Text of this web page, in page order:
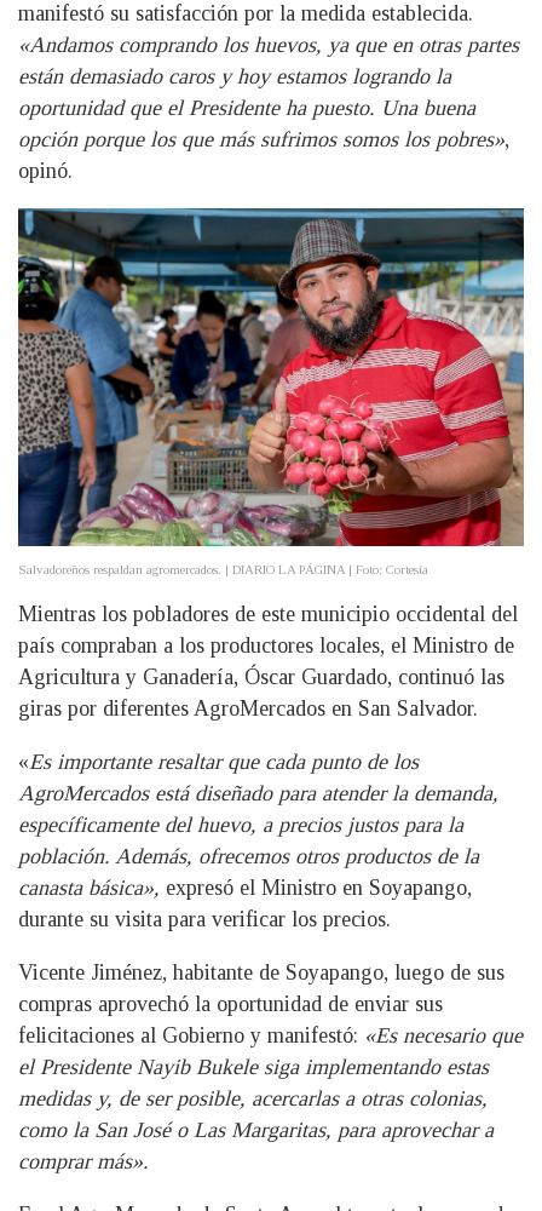
manifestó su satisfacción por la medida establecida.
«Andamos comprando los huevos, ya que en otras partes
están demasiado caros y hoy estamos logrando la
oportunidad que el Presidente ha puesto. Una buena
opción porque los que más sufrimos somos los pobres»,
opinó.
Salvadoreños respaldan agromercados. | DIARIO LA PÁGINA | Foto: Cortesía
Mientras los pobladores de este municipio occidental del
país compraban a los productores locales, el Ministro de
Agricultura y Ganadería, Óscar Guardado, continuó las
giras por diferentes AgroMercados en San Salvador.
«Es importante resaltar que cada punto de los
AgroMercados está diseñado para atender la demanda,
específicamente del huevo, a precios justos para la
población. Además, ofrecemos otros productos de la
canasta básica», expresó el Ministro en Soyapango,
durante su visita para verificar los precios.
Vicente Jiménez, habitante de Soyapango, luego de sus
compras aprovechó la oportunidad de enviar sus
felicitaciones al Gobierno y manifestó: «Es necesario que
el Presidente Nayib Bukele siga implementando estas
medidas y, de ser posible, acercarlas a otras colonias,
como la San José o Las Margaritas, para aprovechar a
comprar más».